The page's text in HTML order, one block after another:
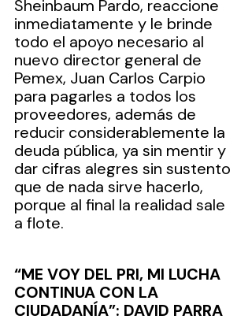
Sheinbaum Pardo, reaccione
inmediatamente y le brinde
todo el apoyo necesario al
nuevo director general de
Pemex, Juan Carlos Carpio
para pagarles a todos los
proveedores, además de
reducir considerablemente la
deuda pública, ya sin mentir y
dar cifras alegres sin sustento
que de nada sirve hacerlo,
porque al final la realidad sale
a flote.
“ME VOY DEL PRI, MI LUCHA
CONTINUA CON LA
CIUDADANÍA”: DAVID PARRA